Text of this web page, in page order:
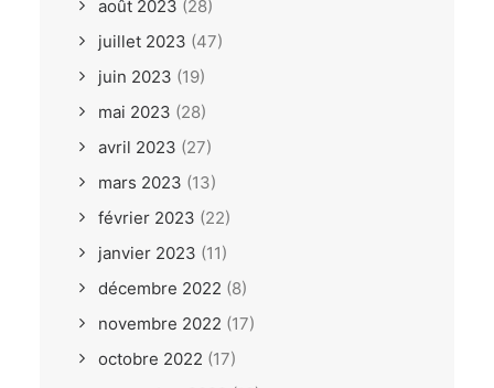
août 2023 (28)
juillet 2023 (47)
juin 2023 (19)
mai 2023 (28)
avril 2023 (27)
mars 2023 (13)
février 2023 (22)
janvier 2023 (11)
décembre 2022 (8)
novembre 2022 (17)
octobre 2022 (17)